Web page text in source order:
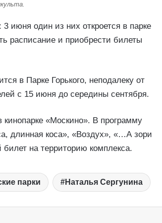
июня один из них откроется в парке
расписание и приобрести билеты
в Парке Горького, неподалеку от
с 15 июня до середины сентября.
«Москино». В программу
длинная коса», «Воздух», «…А зори
на территорию комплекса.
парки Наталья Сергунина